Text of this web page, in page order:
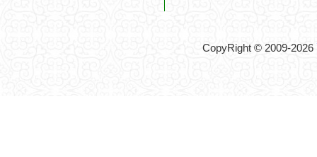
CopyRight © 2009-2026